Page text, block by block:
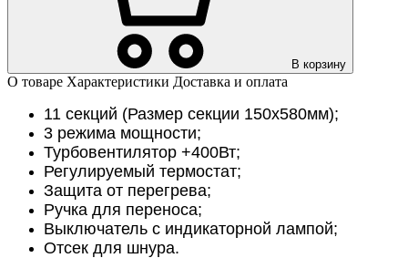
В корзину
О товаре Характеристики Доставка и оплата
11 секций (Размер секции 150х580мм);
3 режима мощности;
Турбовентилятор +400Вт;
Регулируемый термостат;
Защита от перегрева;
Ручка для переноса;
Выключатель с индикаторной лампой;
Отсек для шнура.